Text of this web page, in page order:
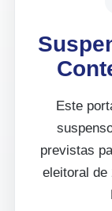
Este
previstas
eleitoral de